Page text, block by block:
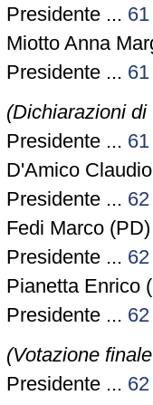
Presidente ... 61
Miotto Anna
Presidente ... 61
(Dichiarazioni
Presidente ... 61
D'Amico
Presidente ... 62
Fedi Marco
Presidente ... 62
Pianetta Enrico
Presidente ... 62
(Votazione
Presidente ... 62